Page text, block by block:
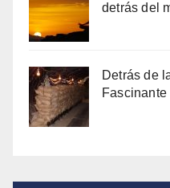
detrás del
Detrás de